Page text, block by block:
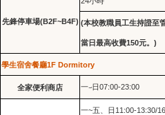
先鋒停車場(B2F~B4F) (本校教職員工生持證至
當日最高收費150元。)
學生宿舍餐廳1F Dormitory
全家便利商店 一~日07:00-23:00
一~五、日 11:00-13:30/